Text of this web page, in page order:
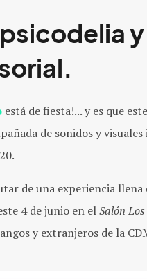
está de fiesta!... y es que
de sonidos y
de una experiencia
4 de junio en elSalón
y extranjeros de la